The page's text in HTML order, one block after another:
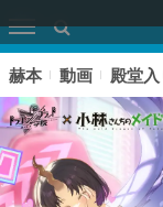
赫本 動画 殿堂